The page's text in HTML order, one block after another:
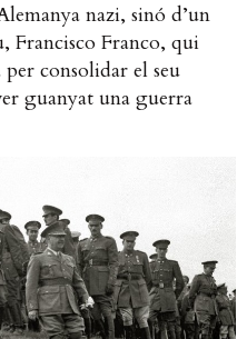
nazi, sinó d’un
Francisco Franco, qui
consolidar el seu
guanyat una guerra